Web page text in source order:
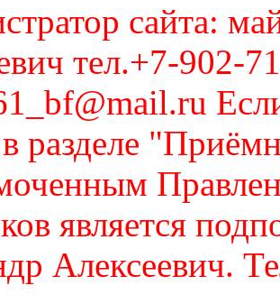
сайта:
тел.+7-902-
разделе
является
Алексеевич.